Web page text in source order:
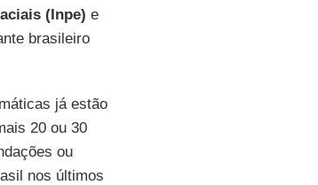
(Inpe) e
brasileiro
já estão
20 ou 30
ou
nos últimos